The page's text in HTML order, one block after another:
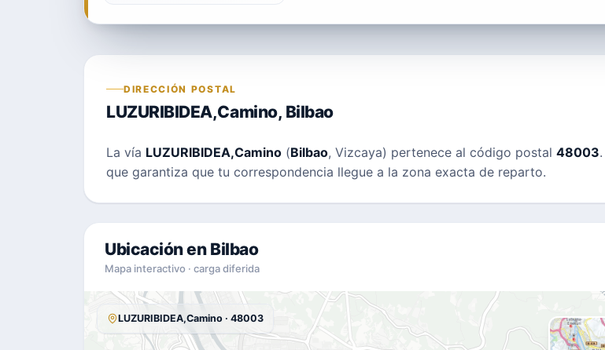
DIRECCIÓN POSTAL
LUZURIBIDEA,Camino, Bilbao
La vía LUZURIBIDEA,Camino (Bilbao, Vizcaya) pertenece al código postal 48003
que garantiza que tu correspondencia llegue a la zona exacta de reparto.
Ubicación en Bilbao
Mapa interactivo · carga diferida
LUZURIBIDEA,Camino · 48003